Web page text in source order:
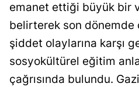
emanet ettiği büyük bir
belirterek son dönemde
şiddet olaylarına karşı
sosyokültürel eğitim
çağrısında bulundu.